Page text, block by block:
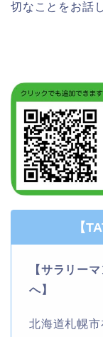
切なことをお話
【
【サラリー
へ】
北海道札幌